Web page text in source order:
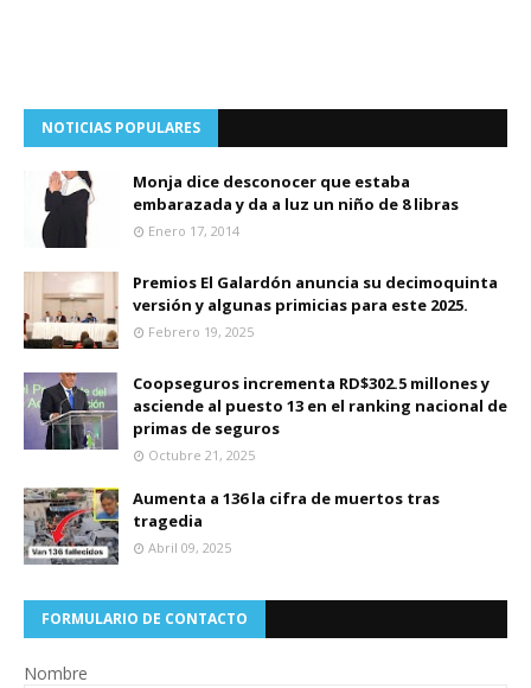
NOTICIAS POPULARES
Monja dice desconocer que estaba
embarazada y da a luz un niño de 8 libras
Enero 17, 2014
Premios El Galardón anuncia su decimoquinta
versión y algunas primicias para este 2025.
Febrero 19, 2025
Coopseguros incrementa RD$302.5 millones y
asciende al puesto 13 en el ranking nacional de
primas de seguros
Octubre 21, 2025
Aumenta a 136 la cifra de muertos tras
tragedia
Abril 09, 2025
FORMULARIO DE CONTACTO
Nombre